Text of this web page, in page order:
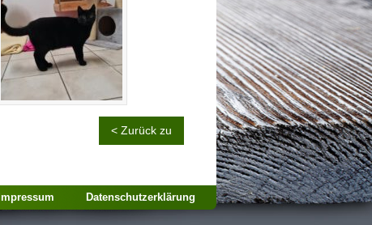
< Zurück zu
Impressum Datenschutzerklärung